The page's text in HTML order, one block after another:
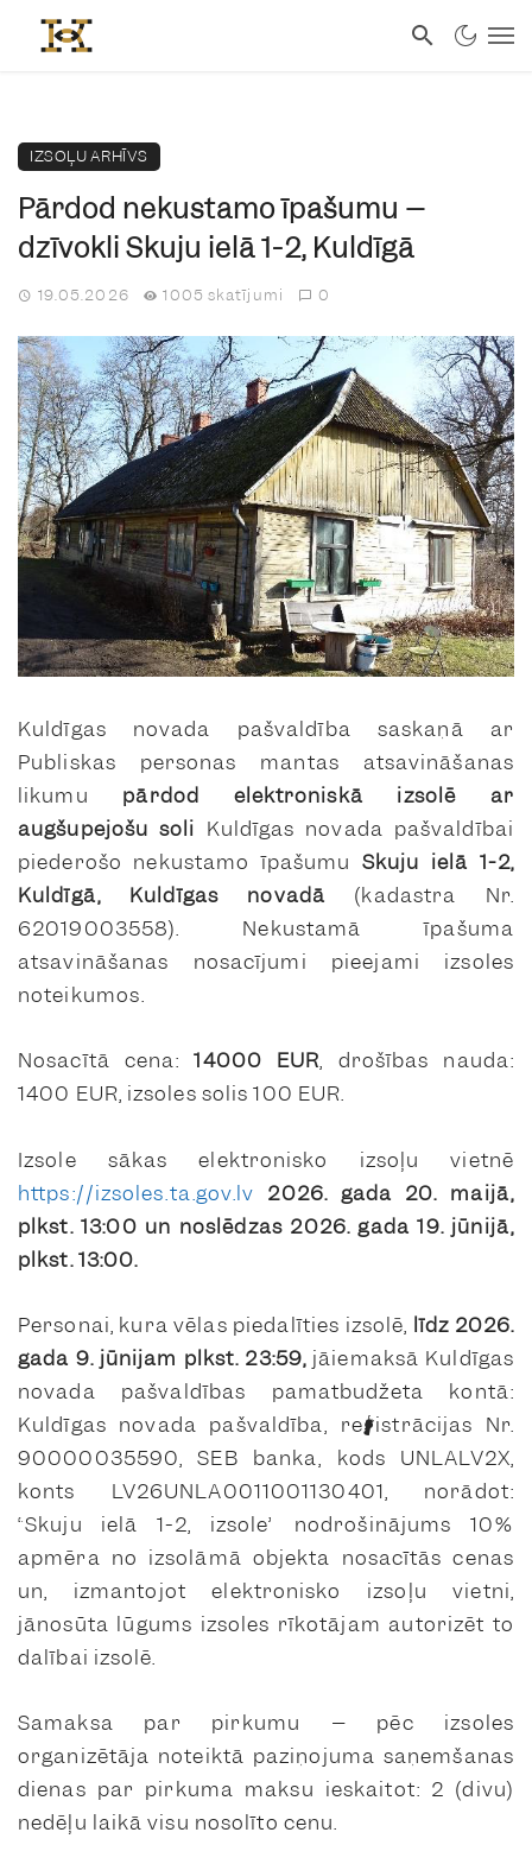
IZSOĻU ARHĪVS
Pārdod nekustamo īpašumu –
dzīvokli Skuju ielā 1-2, Kuldīgā
19.05.2026 1005 skatījumi 0
Kuldīgas novada pašvaldība saskaņā ar
Publiskas personas mantas atsavināšanas
likumu pārdod elektroniskā izsolē ar
augšupejošu soli Kuldīgas novada pašvaldībai
piederošo nekustamo īpašumu Skuju ielā 1-2,
Kuldīgā, Kuldīgas novadā (kadastra Nr.
62019003558). Nekustamā īpašuma
atsavināšanas nosacījumi pieejami izsoles
noteikumos.
Nosacītā cena:14000 EUR, drošības nauda:
1400 EUR, izsoles solis 100 EUR.
Izsole sākas elektronisko izsoļu vietnē
https://izsoles.ta.gov.lv 2026. gada 20. maijā,
plkst. 13:00 un noslēdzas 2026. gada 19. jūnijā,
plkst. 13:00.
Personai, kura vēlas piedalīties izsolē, līdz 2026.
gada 9. jūnijam plkst. 23:59, jāiemaksā Kuldīgas
novada pašvaldības pamatbudžeta kontā:
Kuldīgas novada pašvaldība, reģistrācijas Nr.
90000035590, SEB banka, kods UNLALV2X,
konts LV26UNLA0011001130401, norādot:
“Skuju ielā 1-2, izsole” nodrošinājums 10%
apmēra no izsolāmā objekta nosacītās cenas
un, izmantojot elektronisko izsoļu vietni,
jānosūta lūgums izsoles rīkotājam autorizēt to
dalībai izsolē.
Samaksa par pirkumu – pēc izsoles
organizētāja noteiktā paziņojuma saņemšanas
dienas par pirkuma maksu ieskaitot: 2 (divu)
nedēļu laikā visu nosolīto cenu.